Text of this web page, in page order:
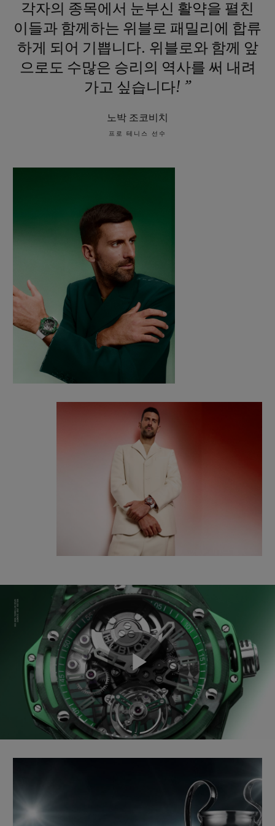
각자의 종목에서 눈부신 활약을 펼친
이들과 함께하는 위블로 패밀리에 합류
하게 되어 기쁩니다. 위블로와 함께 앞
으로도 수많은 승리의 역사를 써 내려
가고 싶습니다! ”
노박 조코비치
프로 테니스 선수
Play
Video